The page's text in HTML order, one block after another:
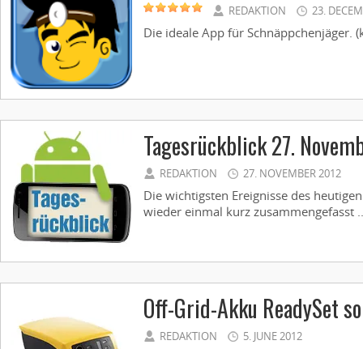
REDAKTION 23.
Die ideale App für Schnäppchenjäger.
Tagesrückblick 27.
REDAKTION 27. NOVEMBER 2012
Die wichtigsten Ereignisse des
wieder einmal kurz zusammengefasst
Off-Grid-Akku ReadySet
REDAKTION 5. JUNE 2012